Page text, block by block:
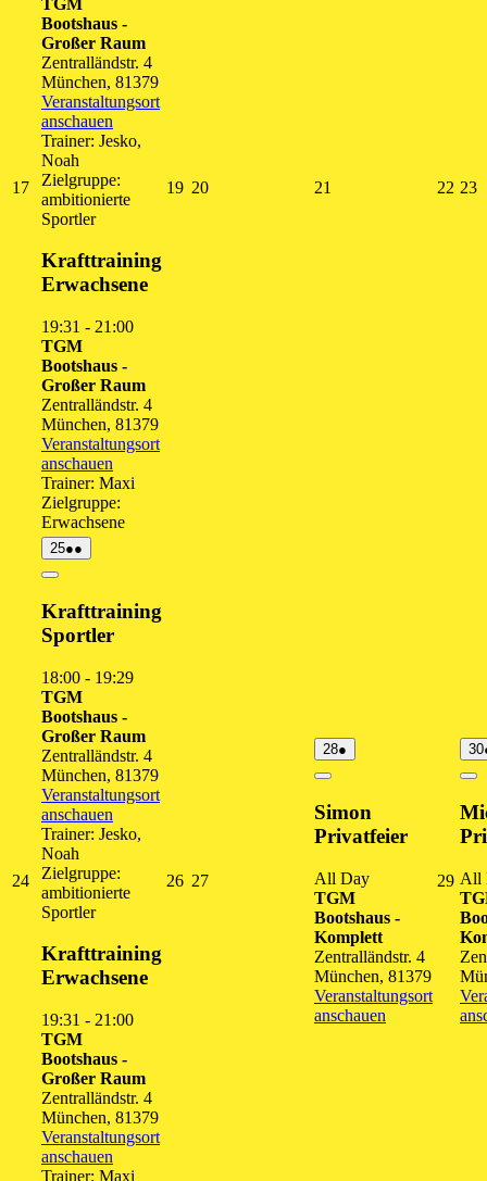
1717.
August
2026
Bootshaus -
Großer Raum
Zentralländstr. 4
München, 81379
Veranstaltungsort
anschauen
Trainer: Jesko,
Noah
Zielgruppe:
ambitionierte
Sportler
Krafttraining
Erwachsene
19:31 - 21:00
TGM
Bootshaus -
Großer Raum
Zentralländstr. 4
München, 81379
Veranstaltungsort
anschauen
Trainer: Maxi
Zielgruppe:
Erwachsene
1919.
2020.
21 22 22.
23
2424.
August
2026
2525.
August
●●
Veranstaltungen)
Close
Krafttraining
Sportler
18:00 - 19:29
TGM
Bootshaus -
Großer Raum
Zentralländstr. 4
München, 81379
Veranstaltungsort
anschauen
Trainer: Jesko,
Noah
Zielgruppe:
ambitionierte
Sportler
Krafttraining
Erwachsene
19:31 - 21:00
TGM
Bootshaus -
Großer Raum
Zentralländstr. 4
München, 81379
Veranstaltungsort
anschauen
Trainer: Maxi
2626.
2727.
2828.
August
●
Veranstaltung)
Close
Simon
Privatfeier
All Day
TGM
Bootshaus -
Komplett
Zentralländstr. 4
München, 81379
Veranstaltungsort
anschauen
2929.
2026
30
All